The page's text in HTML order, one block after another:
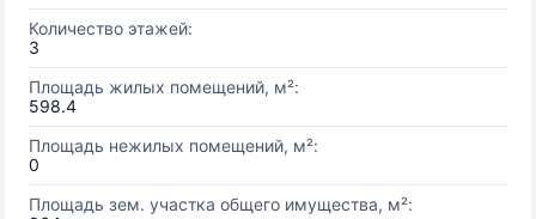
Количество этажей:
3
Площадь жилых помещений, м²:
598.4
Площадь нежилых помещений, м²:
0
Площадь зем. участка общего имущества, м²: